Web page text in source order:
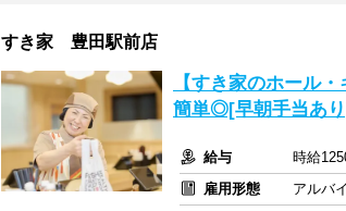
すき家 豊田駅前店
【すき家のホール
簡単◎[早朝手当あ
給与
時給
雇用形態
アルバ